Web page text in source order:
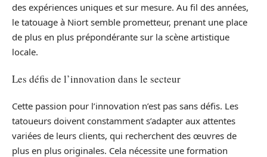
des expériences uniques et sur mesure. Au fil des années,
le tatouage à Niort semble prometteur, prenant une place
de plus en plus prépondérante sur la scène artistique
locale.
Les défis de l’innovation dans le secteur
Cette passion pour l’innovation n’est pas sans défis. Les
tatoueurs doivent constamment s’adapter aux attentes
variées de leurs clients, qui recherchent des œuvres de
plus en plus originales. Cela nécessite une formation